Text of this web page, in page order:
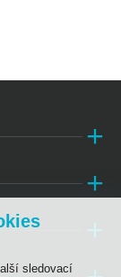
sledovací